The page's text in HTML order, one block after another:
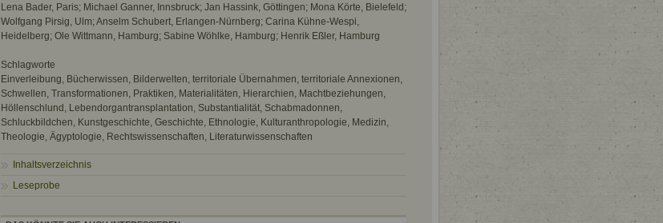
Lena Bader, Paris; Michael Ganner, Innsbruck; Jan Hassink, Göttingen; Mona Körte, Bielefeld;
Wolfgang Pirsig, Ulm; Anselm Schubert, Erlangen-Nürnberg; Carina Kühne-Wespi,
Heidelberg; Ole Wittmann, Hamburg; Sabine Wöhlke, Hamburg; Henrik Eßler, Hamburg
Schlagworte
Einverleibung, Bücherwissen, Bilderwelten, territoriale Übernahmen, territoriale Annexionen,
Schwellen, Transformationen, Praktiken, Materialitäten, Hierarchien, Machtbeziehungen,
Höllenschlund, Lebendorgantransplantation, Substantialität, Schabmadonnen,
Schluckbildchen, Kunstgeschichte, Geschichte, Ethnologie, Kulturanthropologie, Medizin,
Theologie, Ägyptologie, Rechtswissenschaften, Literaturwissenschaften
Inhaltsverzeichnis
Leseprobe